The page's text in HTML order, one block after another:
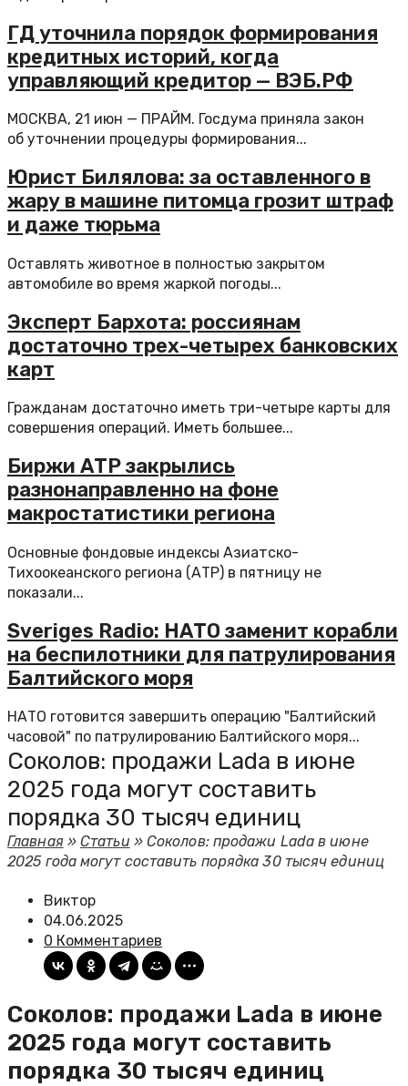
ГД уточнила порядок формирования
кредитных историй, когда
управляющий кредитор — ВЭБ.РФ
МОСКВА, 21 июн — ПРАЙМ. Госдума приняла закон
об уточнении процедуры формирования...
Юрист Билялова: за оставленного в
жару в машине питомца грозит штраф
и даже тюрьма
Оставлять животное в полностью закрытом
автомобиле во время жаркой погоды...
Эксперт Бархота: россиянам
достаточно трех-четырех банковских
карт
Гражданам достаточно иметь три-четыре карты для
совершения операций. Иметь большее...
Биржи АТР закрылись
разнонаправленно на фоне
макростатистики региона
Основные фондовые индексы Азиатско-
Тихоокеанского региона (АТР) в пятницу не
показали...
Sveriges Radio: НАТО заменит корабли
на беспилотники для патрулирования
Балтийского моря
НАТО готовится завершить операцию "Балтийский
часовой" по патрулированию Балтийского моря...
Соколов: продажи Lada в июне
2025 года могут составить
порядка 30 тысяч единиц
Главная»Статьи » Соколов: продажи Lada в июне
2025 года могут составить порядка 30 тысяч единиц
Виктор
04.06.2025
0 Комментариев
Соколов: продажи Lada в июне
2025 года могут составить
порядка 30 тысяч единиц